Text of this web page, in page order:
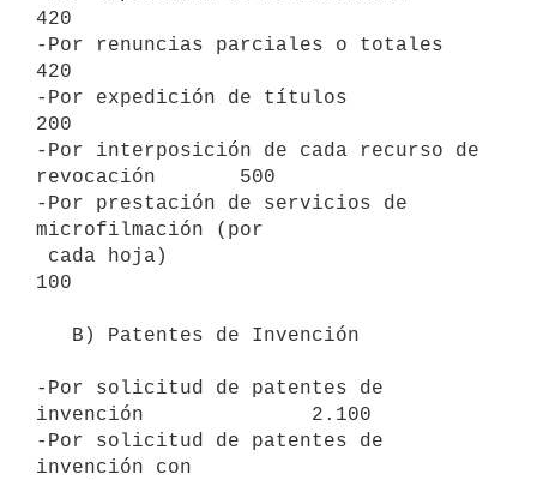
420
-Por renuncias parciales o totales
420
-Por expedición de títulos
200
-Por interposición de cada recurso de
revocación       500
-Por prestación de servicios de
microfilmación (por
100
-Por solicitud de patentes de
invención              2.100
-Por solicitud de patentes de
invención con